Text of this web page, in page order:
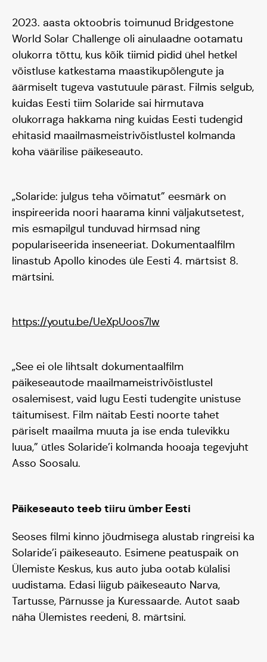
Päikeseauto
Hooaeg I 20/21
Hooaeg II 22/23
Hooaeg III 24/25
Tiim
Liitu
2023. aasta oktoobris toimunud Bridgestone
World Solar Challenge oli ainulaadne ootamatu
olukorra tõttu, kus kõik tiimid pidid ühel hetkel
võistluse katkestama maastikupõlengute ja
äärmiselt tugeva vastutuule pärast. Filmis selgub,
kuidas Eesti tiim Solaride sai hirmutava
olukorraga hakkama ning kuidas Eesti tudengid
ehitasid maailmasmeistrivõistlustel kolmanda
koha väärilise päikeseauto.
„Solaride: julgus teha võimatut” eesmärk on
inspireerida noori haarama kinni väljakutsetest,
mis esmapilgul tunduvad hirmsad ning
populariseerida inseneeriat. Dokumentaalfilm
linastub Apollo kinodes üle Eesti 4. märtsist 8.
märtsini.
https://youtu.be/UeXpUoos7lw
„See ei ole lihtsalt dokumentaalfilm
päikeseautode maailmameistrivõistlustel
osalemisest, vaid lugu Eesti tudengite unistuse
täitumisest. Film näitab Eesti noorte tahet
päriselt maailma muuta ja ise enda tulevikku
luua,” ütles Solaride’i kolmanda hooaja tegevjuht
Asso Soosalu.
Päikeseauto teeb tiiru ümber Eesti
Seoses filmi kinno jõudmisega alustab ringreisi ka
Solaride’i päikeseauto. Esimene peatuspaik on
Ülemiste Keskus, kus auto juba ootab külalisi
uudistama. Edasi liigub päikeseauto Narva,
Tartusse, Pärnusse ja Kuressaarde. Autot saab
näha Ülemistes reedeni, 8. märtsini.